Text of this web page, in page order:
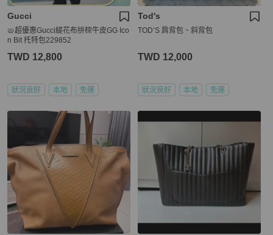
Gucci
🥨超優惠Gucci緹花布拚棕牛皮GG Ico
n Bit 托特包229852
TWD 12,800
狀況良好 本地 免運
Tod's
TOD’S 肩背包、斜背包
TWD 12,000
狀況良好 本地 免運